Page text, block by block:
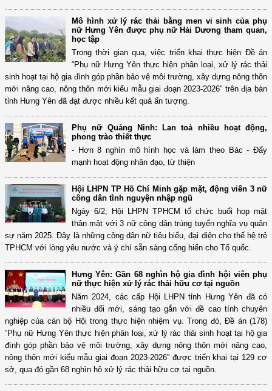
Mô hình xử lý rác thải bằng men vi sinh của phụ
nữ Hưng Yên được phụ nữ Hải Dương tham quan,
học tập
Trong thời gian qua, việc triển khai thực hiện Đề án
“Phụ nữ Hưng Yên thực hiện phân loại, xử lý rác thải
sinh hoạt tại hộ gia đình góp phần bảo vệ môi trường, xây dựng nông thôn
mới nâng cao, nông thôn mới kiểu mẫu giai đoạn 2023-2026” trên địa bàn
tỉnh Hưng Yên đã đạt được nhiều kết quả ấn tượng.
Phụ nữ Quảng Ninh: Lan toả nhiều hoạt động,
phong trào thiết thực
- Hơn 8 nghìn mô hình học và làm theo Bác - Đẩy
mạnh hoạt động nhân đạo, từ thiện
Hội LHPN TP Hồ Chí Minh gặp mặt, động viên 3 nữ
công dân tình nguyện nhập ngũ
Ngày 6/2, Hội LHPN TPHCM tổ chức buổi họp mặt
thân mật với 3 nữ công dân trúng tuyển nghĩa vụ quân
sự năm 2025. Đây là những công dân nữ tiêu biểu, đại diện cho thế hệ trẻ
TPHCM với lòng yêu nước và ý chí sẵn sàng cống hiến cho Tổ quốc.
Hưng Yên: Gần 68 nghìn hộ gia đình hội viên phụ
nữ thực hiện xử lý rác thải hữu cơ tại nguồn
Năm 2024, các cấp Hội LHPN tỉnh Hưng Yên đã có
nhiều đổi mới, sáng tạo gắn với đề cao tính chuyên
nghiệp của cán bộ Hội trong thực hiện nhiệm vụ. Trong đó, Đề án (178)
”Phụ nữ Hưng Yên thực hiện phân loại, xử lý rác thải sinh hoạt tại hộ gia
đình góp phần bảo vệ môi trường, xây dựng nông thôn mới nâng cao,
nông thôn mới kiểu mẫu giai đoạn 2023-2026” được triển khai tại 129 cơ
sở, qua đó gần 68 nghìn hộ xử lý rác thải hữu cơ tại nguồn.